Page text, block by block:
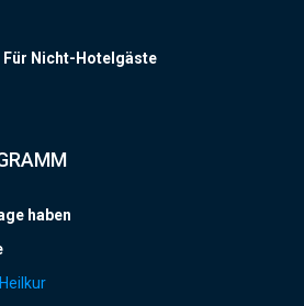
Nicht-Hotelgäste
haben